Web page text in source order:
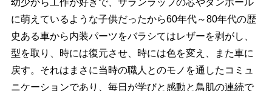
幼少から工作が好きで、サランラップの芯やダンボール
に萌えているような子供だったから60年代～80年代の歴
史ある車から内装パーツをバラシてはレザーを剥がし、
型を取り、時には復元させ、時には色を変え、また車に
戻す。それはまさに当時の職人とのモノを通したコミュ
ニケーションであり、毎日が学びと感動と鳥肌の連続で